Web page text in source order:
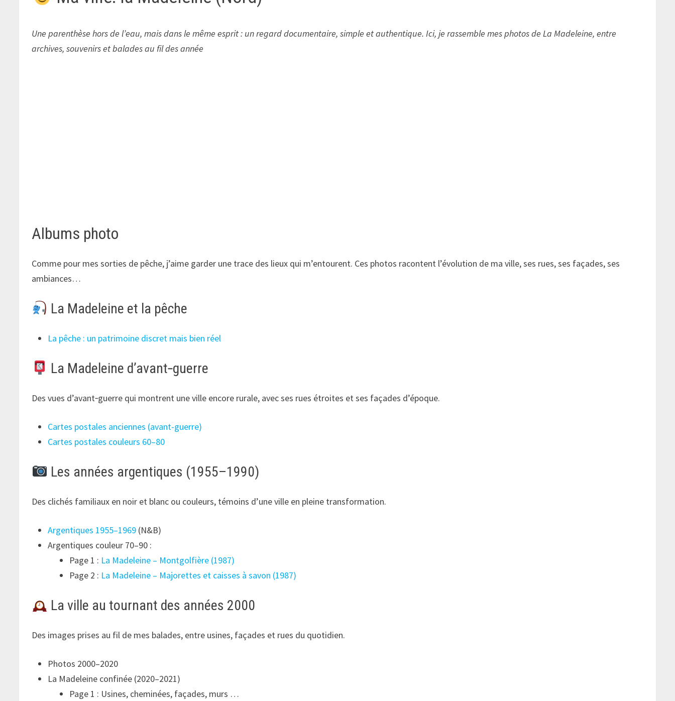
Une parenthèse hors de l’eau, mais dans le même esprit : un regard documentaire, simple et authentique. Ici, je rassemble mes photos de La Madeleine, entre
archives, souvenirs et balades au fil des année
Albums photo
Comme pour mes sorties de pêche, j’aime garder une trace des lieux qui m’entourent. Ces photos racontent l’évolution de ma ville, ses rues, ses façades, ses
ambiances…
La Madeleine et la pêche
La pêche : un patrimoine discret mais bien réel
La Madeleine d’avant‑guerre
Des vues d’avant‑guerre qui montrent une ville encore rurale, avec ses rues étroites et ses façades d’époque.
Cartes postales anciennes (avant-guerre)
Cartes postales couleurs 60–80
Les années argentiques (1955–1990)
Des clichés familiaux en noir et blanc ou couleurs, témoins d’une ville en pleine transformation.
Argentiques 1955–1969 (N&B)
Argentiques couleur 70–90 :
Page 1 : La Madeleine – Montgolfière (1987)
Page 2 : La Madeleine – Majorettes et caisses à savon (1987)
La ville au tournant des années 2000
Des images prises au fil de mes balades, entre usines, façades et rues du quotidien.
Photos 2000–2020
La Madeleine confinée (2020–2021)
Page 1 : Usines, cheminées, façades, murs …